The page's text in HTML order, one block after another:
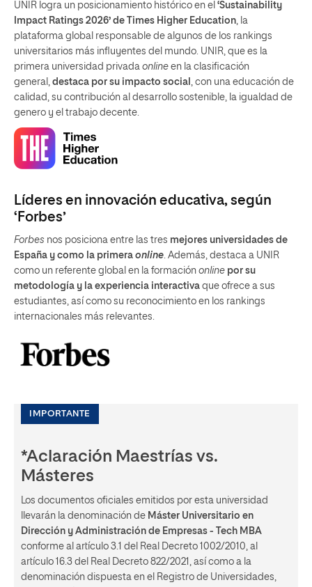
UNIR logra un posicionamiento histórico en el ‘Sustainability
Impact Ratings 2026’ de Times Higher Education, la
plataforma global responsable de algunos de los rankings
universitarios más influyentes del mundo. UNIR, que es la
primera universidad privada online en la clasificación
general, destaca por su impacto social , con una educación de
calidad, su contribución al desarrollo sostenible, la igualdad de
genero y el trabajo decente.
Líderes en innovación educativa, según
‘Forbes’
Forbes nos posiciona entre las tres mejores universidades de
España y como la primera online . Además, destaca a UNIR
como un referente global en la formación online por su
metodología y la experiencia interactiva que ofrece a sus
estudiantes, así como su reconocimiento en los rankings
internacionales más relevantes.
IMPORTANTE
*Aclaración Maestrías vs.
Másteres
Los documentos oficiales emitidos por esta universidad
llevarán la denominación de Máster Universitario en
Dirección y Administración de Empresas - Tech MBA
conforme al artículo 3.1 del Real Decreto 1002/2010, al
artículo 16.3 del Real Decreto 822/2021, así como a la
denominación dispuesta en el Registro de Universidades,